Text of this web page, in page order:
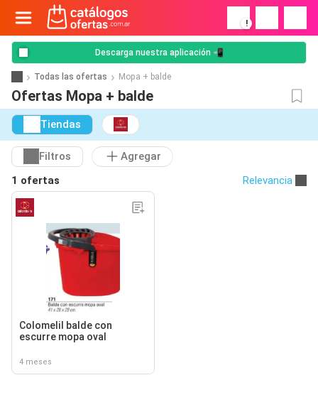
!
Descarga nuestra aplicación 📲
Todas las ofertas Mopa + balde
Ofertas Mopa + balde
Tiendas
Filtros
Agregar
1 ofertas
Relevancia
Colomelil balde con
escurre mopa oval
4 meses